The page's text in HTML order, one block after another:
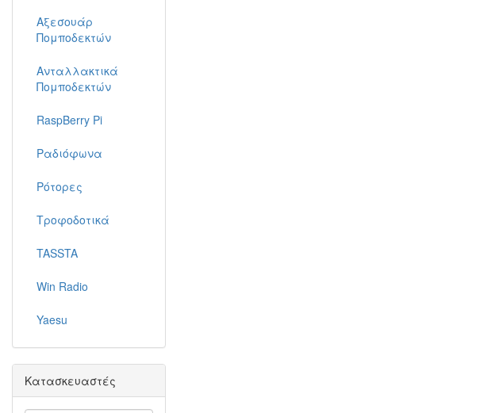
Αξεσουάρ
Πομποδεκτών
Ανταλλακτικά
Πομποδεκτών
RaspBerry Pi
Ραδιόφωνα
Ρότορες
Τροφοδοτικά
TASSTA
Win Radio
Yaesu
Κατασκευαστές